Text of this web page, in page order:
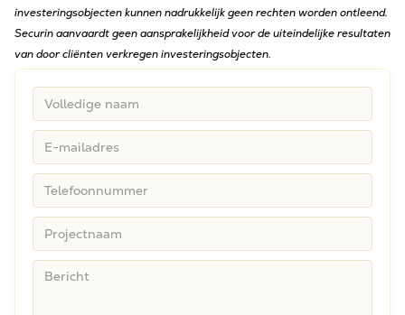
investeringsobjecten kunnen nadrukkelijk geen rechten worden ontleend.
Securin aanvaardt geen aansprakelijkheid voor de uiteindelijke resultaten
van door cliënten verkregen investeringsobjecten.